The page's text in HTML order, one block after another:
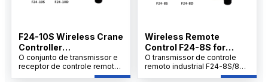
F24-10S Wireless Crane
Controller
Manufacturer
O conjunto de transmissor e
receptor de controle remoto
industrial F24-10S/10D
Wireless Remote
Control F24-8S for
Hoists
O transmissor de controle
remoto industrial F24-8S/8D
e o conjunto de receptores